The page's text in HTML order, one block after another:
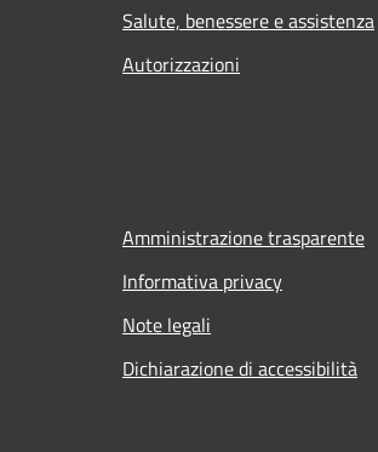
Salute, benessere e assistenza
Autorizzazioni
Amministrazione trasparente
Informativa privacy
Note legali
Dichiarazione di accessibilità